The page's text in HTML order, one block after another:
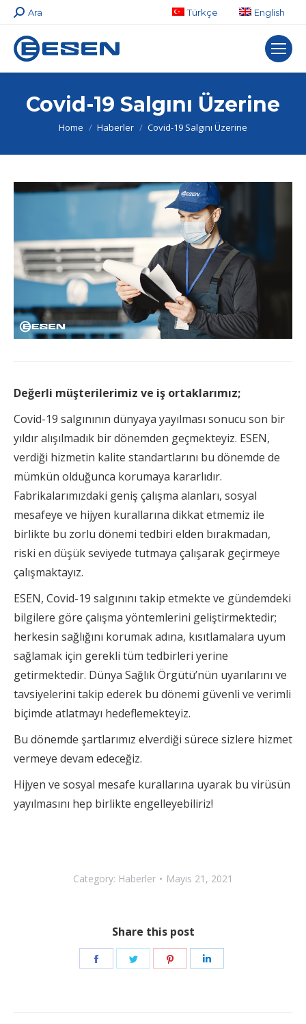
Search:
Ara Türkçe English
Covid-19 Salgını Üzerine
You are here:
Home Haberler Covid-19 Salgını Üzerine
Değerli müşterilerimiz ve iş ortaklarımız;
Covid-19 salgınının dünyaya yayılması sonucu son bir
yıldır alışılmadık bir dönemden geçmekteyiz. ESEN,
verdiği hizmetin kalite standartlarını bu dönemde de
mümkün olduğunca korumaya kararlıdır.
Fabrikalarımızdaki geniş çalışma alanları, sosyal
mesafeye ve hijyen kurallarına dikkat etmemiz ile
birlikte bu zorlu dönemi tedbiri elden bırakmadan,
riski en düşük seviyede tutmaya çalışarak geçirmeye
çalışmaktayız.
ESEN, Covid-19 salgınını takip etmekte ve gündemdeki
bilgilere göre çalışma yöntemlerini geliştirmektedir;
herkesin sağlığını korumak adına, kısıtlamalara uyum
sağlamak için gerekli tüm tedbirleri yerine
getirmektedir. Dünya Sağlık Örgütü’nün uyarılarını ve
tavsiyelerini takip ederek bu dönemi güvenli ve verimli
biçimde atlatmayı hedeflemekteyiz.
Bu dönemde şartlarımız elverdiği sürece sizlere hizmet
vermeye devam edeceğiz.
Hijyen ve sosyal mesafe kurallarına uyarak bu virüsün
yayılmasını hep birlikte engelleyebiliriz!
Category: Haberler Mayıs 21, 2021
Share this post
Share
Share
Share